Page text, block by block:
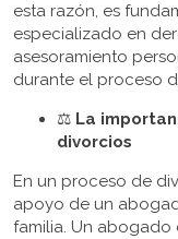
esta razón, es
especializado en
asesoramiento
durante el proceso
⚖️ La
divorcios
En un proceso de
apoyo de un
familia. Un